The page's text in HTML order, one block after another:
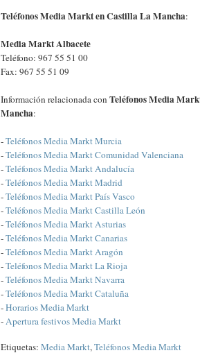
Teléfonos Media Markt en Castilla La Mancha:
Media Markt Albacete
Teléfono: 967 55 51 00
Fax: 967 55 51 09
Información relacionada con Teléfonos Media
Mancha:
-Teléfonos Media Markt Murcia
-Teléfonos Media Markt Comunidad Valenciana
-Teléfonos Media Markt Andalucía
-Teléfonos Media Markt Madrid
-Teléfonos Media Markt País Vasco
-Teléfonos Media Markt Castilla León
-Teléfonos Media Markt Asturias
-Teléfonos Media Markt Canarias
-Teléfonos Media Markt Aragón
-Teléfonos Media Markt La Rioja
-Teléfonos Media Markt Navarra
-Teléfonos Media Markt Cataluña
-Horarios Media Markt
-Apertura festivos Media Markt
Etiquetas: Media Markt,Teléfonos Media Markt